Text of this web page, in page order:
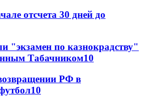
отсчета 30 дней до
"экзамен по казнокрадству"
Табачником10
РФ в
10